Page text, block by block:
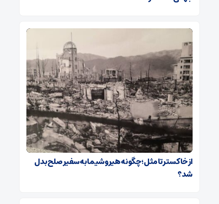
از خاکستر تا مثل؛ چگونه هیروشیما به سفیر صلح بدل
شد؟